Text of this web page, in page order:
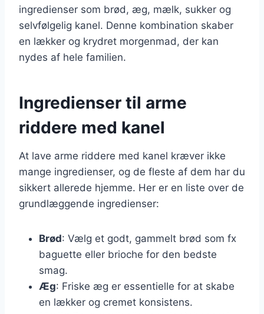
ingredienser som brød, æg, mælk, sukker og
selvfølgelig kanel. Denne kombination skaber
en lækker og krydret morgenmad, der kan
nydes af hele familien.
Ingredienser til arme
riddere med kanel
At lave arme riddere med kanel kræver ikke
mange ingredienser, og de fleste af dem har du
sikkert allerede hjemme. Her er en liste over de
grundlæggende ingredienser:
Brød: Vælg et godt, gammelt brød som fx
baguette eller brioche for den bedste
smag.
Æg: Friske æg er essentielle for at skabe
en lækker og cremet konsistens.